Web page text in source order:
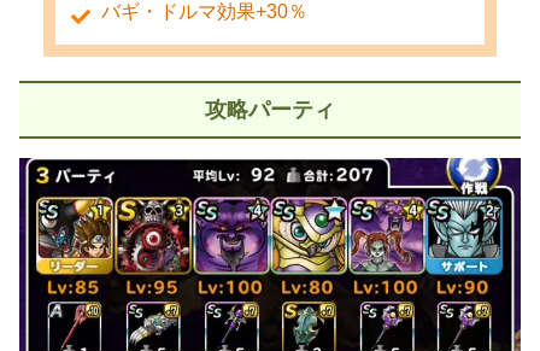
バギ・ドルマ効果+30％
攻略パーティ